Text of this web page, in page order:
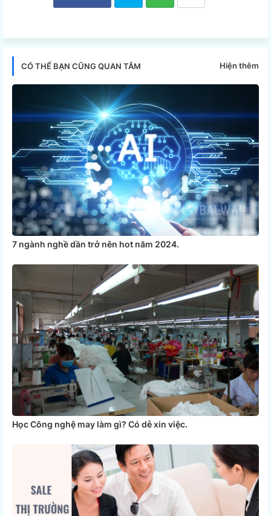
CÓ THỂ BẠN CŨNG QUAN TÂM Hiện thêm
7 ngành nghề dần trở nên hot năm 2024.
Học Công nghệ may làm gì? Có dễ xin việc.